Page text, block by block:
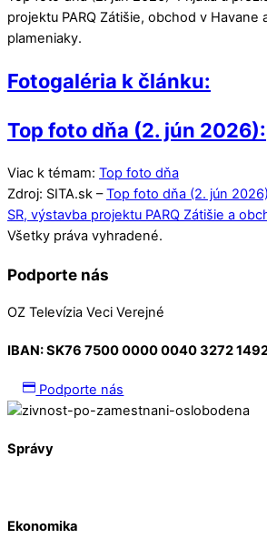
projektu PARQ Zátišie, obchod v Havane
plameniaky.
Fotogaléria k článku:
Top foto dňa (2. jún 2026):
Viac k témam: Top foto dňa
Zdroj: SITA.sk –Top foto dňa (2. jún
SR, výstavba projektu PARQ Zátišie a
Všetky práva vyhradené.
Podporte nás
OZ Televízia Veci Verejné
IBAN:SK76 7500 0000 0040 3272
Podporte nás
Správy
Ekonomika